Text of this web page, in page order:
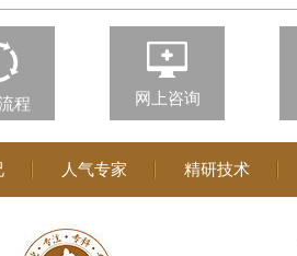
程 网上咨询
人气专家 精研技术